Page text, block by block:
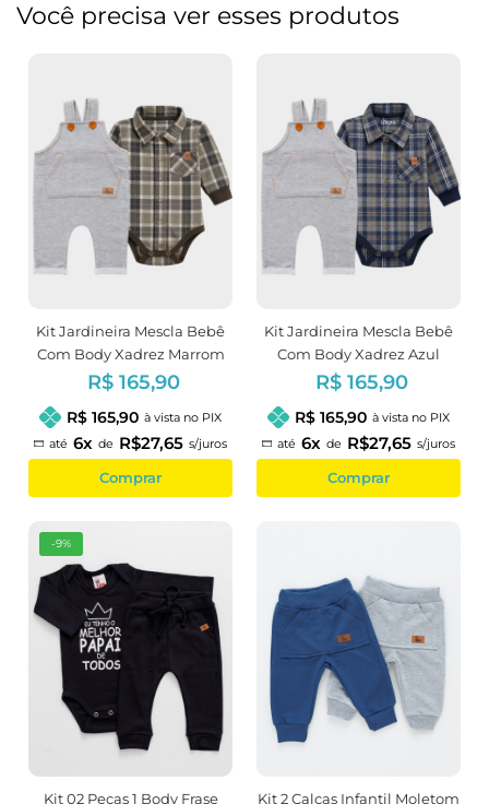
Você precisa ver esses produtos
Kit Jardineira Mescla Bebê
Com Body Xadrez Marrom
R$ 165,90
R$ 165,90 à vista no PIX
até 6x de R$27,65 s/juros
Comprar
Kit Jardineira Mescla Bebê
Com Body Xadrez Azul
R$ 165,90
R$ 165,90 à vista no PIX
até 6x de R$27,65 s/juros
Comprar
-9%
Kit 02 Peças 1 Body Frase Kit 2 Calças Infantil Moletom